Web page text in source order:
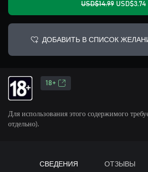
USD$14.99 USD$3.74
ДОБАВИТЬ В СПИСОК
18+
Для использования этого содержимого
отдельно).
СВЕДЕНИЯ ОТЗЫВЫ